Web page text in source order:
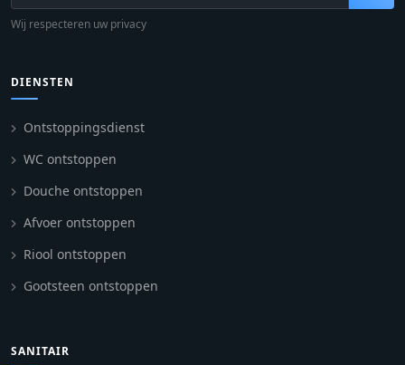
Wij respecteren uw privacy
DIENSTEN
Ontstoppingsdienst
WC ontstoppen
Douche ontstoppen
Afvoer ontstoppen
Riool ontstoppen
Gootsteen ontstoppen
SANITAIR